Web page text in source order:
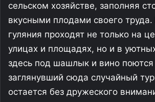
сельском хозяйстве, заполняя
вкусными плодами своего
гуляния проходят не только на
улицах и площадях, но и в
здесь под шашлык и вино поются
заглянувший сюда случайный
остается без дружеского